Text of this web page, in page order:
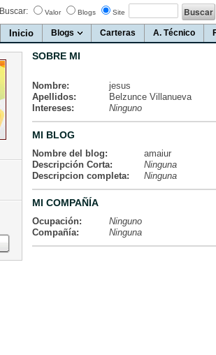
Buscar: Valor Blogs Site
Inicio Blogs Carteras A. Técnico
SOBRE MI
Nombre:
jesus
Apellidos:
Belzunce Villanueva
Intereses:
Ninguno
MI BLOG
Nombre del blog:
amaiur
Descripción Corta:
Ninguna
Descripcion completa:
Ninguna
MI COMPAÑÍA
Ocupación:
Ninguno
Compañía:
Ninguna